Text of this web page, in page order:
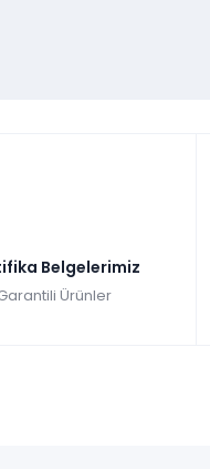
Belgelerimiz
Ürünler